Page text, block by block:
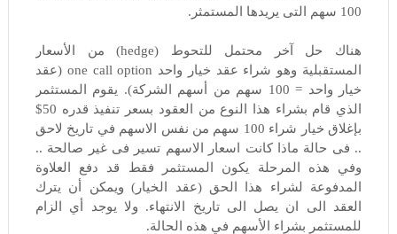
100 سهم التى يريدها المستمثر.
هناك حل آخر محتمل للتحوط (hedge)
من الأسعار
المستقبلية وهو شراء عقد خيار واحد one call option (عقد
خيار واحد = 100 سهم من أسهم الشركة).
يقوم المستثمر
الذي قام بشراء هذا النوع من العقود بسعر تنفيذ قدره 50$
بإغلاق خيار شراء 100 سهم من نفس الاسهم في تاريخ لاحق
.. فى حالة ماذا كانت اسعار الاسهم تسير فى غير صالحة ..
وفي هذه المرحلة يكون المستثمر فقط قد دفع العلاوة
المدفوعة لشراء هذا الحق (عقد الخيار) ويمكن أن يترك
العقد الى ان يصل الى تاريخ الانتهاء. ولا يوجد أي الزام
للمستثمر بشراء الأسهم في هذه الحالة.